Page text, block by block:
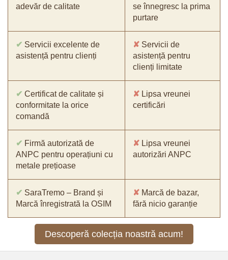
adevăr de calitate
se înnegresc la prima
purtare
✔ Servicii excelente de
asistență pentru clienți
✘ Servicii de
asistență pentru
clienți limitate
✔ Certificat de calitate și
conformitate la orice
comandă
✘ Lipsa vreunei
certificări
✔ Firmă autorizată de
ANPC pentru operațiuni cu
metale prețioase
✘ Lipsa vreunei
autorizări ANPC
✔ SaraTremo – Brand și
Marcă înregistrată la OSIM
✘ Marcă de bazar,
fără nicio garanție
Descoperă colecția noastră acum!